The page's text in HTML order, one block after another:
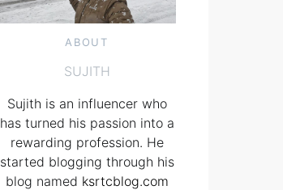
ABOUT
SUJITH
Sujith is an influencer who
has turned his passion into a
rewarding profession. He
started blogging through his
blog named ksrtcblog.com